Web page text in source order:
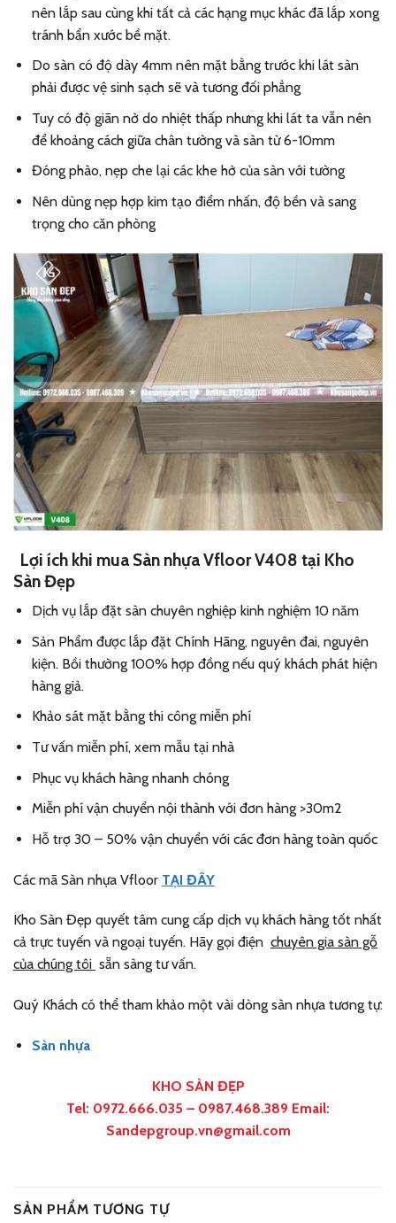
nên lắp sau cùng khi tất cả các hạng mục khác đã lắp xong
tránh bẩn xước bề mặt.
Do sàn có độ dày 4mm nên mặt bằng trước khi lát sàn
phải được vệ sinh sạch sẽ và tương đối phẳng
Tuy có độ giãn nở do nhiệt thấp nhưng khi lát ta vẫn nên
để khoảng cách giữa chân tường và sàn từ 6-10mm
Đóng phào, nẹp che lại các khe hở của sàn với tường
Nên dùng nẹp hợp kim tạo điểm nhấn, độ bền và sang
trọng cho căn phòng
Lợi ích khi mua Sàn nhựa Vfloor V408 tại Kho
Sàn Đẹp
Dịch vụ lắp đặt sàn chuyên nghiệp kinh nghiệm 10 năm
Sản Phẩm được lắp đặt Chính Hãng, nguyên đai, nguyên
kiện. Bồi thường 100% hợp đồng nếu quý khách phát hiện
hàng giả.
Khảo sát mặt bằng thi công miễn phí
Tư vấn miễn phí, xem mẫu tại nhà
Phục vụ khách hàng nhanh chóng
Miễn phí vận chuyển nội thành với đơn hàng >30m2
Hỗ trợ 30 – 50% vận chuyển với các đơn hàng toàn quốc
Các mã Sàn nhựa Vfloor TẠI ĐÂY
Kho Sàn Đẹp quyết tâm cung cấp dịch vụ khách hàng tốt nhất
cả trực tuyến và ngoại tuyến. Hãy gọi điện chuyên gia sàn gỗ
của chúng tôi sẵn sàng tư vấn.
Quý Khách có thể tham khảo một vài dòng sàn nhựa tương tự:
Sàn nhựa
KHO SÀN ĐẸP
Tel: 0972.666.035 – 0987.468.389 Email:
Sandepgroup.vn@gmail.com
SẢN PHẨM TƯƠNG TỰ